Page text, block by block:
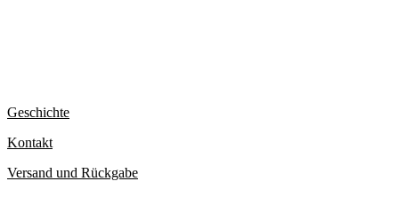
Geschichte
Kontakt
Versand und Rückgabe